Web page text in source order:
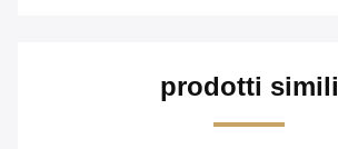
prodotti simili